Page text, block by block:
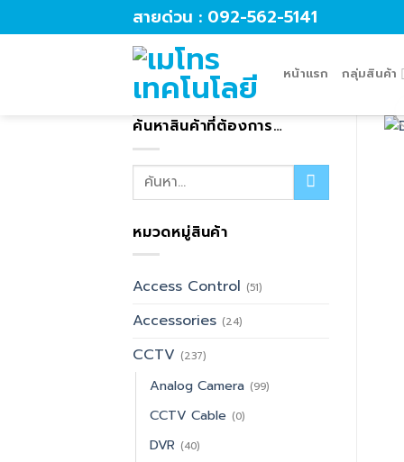
to
สายด่วน : 092-562-5141
หน้าแรก กลุ่มสินค้า
ค้นหาสินค้าที่ต้องการ…
ค้นหา:
หมวดหมู่สินค้า
Access Control (51)
Accessories (24)
CCTV (237)
Analog Camera (99)
CCTV Cable (0)
DVR (40)